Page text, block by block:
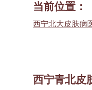
当前位置：
西宁北大皮肤病
西宁青北皮